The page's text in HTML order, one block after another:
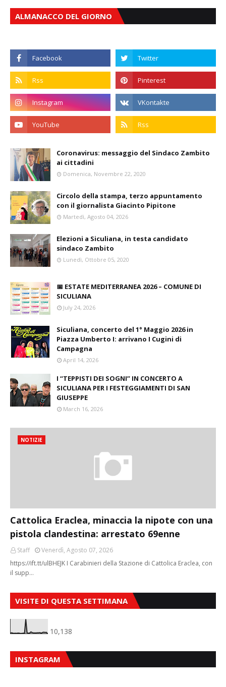
ALMANACCO DEL GIORNO
Coronavirus: messaggio del Sindaco Zambito
ai cittadini
Domenica, Novembre 22, 2020
Circolo della stampa, terzo appuntamento
con il giornalista Giacinto Pipitone
Martedì, Agosto 04, 2026
Elezioni a Siculiana, in testa candidato
sindaco Zambito
Lunedì, Ottobre 05, 2020
📅 ESTATE MEDITERRANEA 2026 – COMUNE DI
SICULIANA
July 24, 2026
Siculiana, concerto del 1° Maggio 2026 in
Piazza Umberto I: arrivano I Cugini di
Campagna
April 14, 2026
I “TEPPISTI DEI SOGNI” IN CONCERTO A
SICULIANA PER I FESTEGGIAMENTI DI SAN
GIUSEPPE
March 16, 2026
NOTIZIE
Cattolica Eraclea, minaccia la nipote con una
pistola clandestina: arrestato 69enne
Staff
Venerdì, Agosto 07, 2026
https://ift.tt/ulBHEJK I Carabinieri della Stazione di Cattolica Eraclea, con
il supp…
VISITE DI QUESTA SETTIMANA
10,138
INSTAGRAM